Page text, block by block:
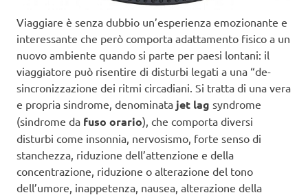
Viaggiare è senza dubbio un’esperienza emozionante e
interessante che però comporta adattamento fisico a un
nuovo ambiente quando si parte per paesi lontani: il
viaggiatore può risentire di disturbi legati a una “de-
sincronizzazione dei ritmi circadiani. Si tratta di una vera
e propria sindrome, denominata jet lag syndrome
(sindrome da fuso orario), che comporta diversi
disturbi come insonnia, nervosismo, forte senso di
stanchezza, riduzione dell’attenzione e della
concentrazione, riduzione o alterazione del tono
dell’umore, inappetenza, nausea, alterazione della